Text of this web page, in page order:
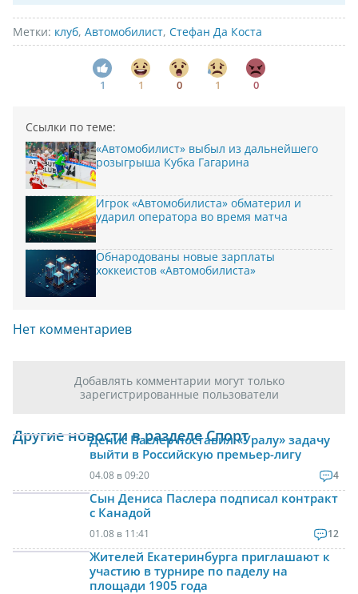
Метки: клуб, Автомобилист, Стефан Да Коста
1 1 0 1 0
Ссылки по теме:
«Автомобилист» выбыл из дальнейшего
розыгрыша Кубка Гагарина
Игрок «Автомобилиста» обматерил и
ударил оператора во время матча
Обнародованы новые зарплаты
хоккеистов «Автомобилиста»
Нет комментариев
Добавлять комментарии могут только
зарегистрированные пользователи
Другие новости в разделе Спорт
Денис Паслер поставил «Уралу» задачу
выйти в Российскую премьер-лигу
04.08 в 09:20 4
Сын Дениса Паслера подписал контракт
с Канадой
01.08 в 11:41 12
Жителей Екатеринбурга приглашают к
участию в турнире по паделу на
площади 1905 года